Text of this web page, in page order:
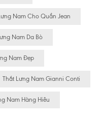
Nam Cho Quần Jean
Nam Da Bò
Nam Đẹp
Thắt Lưng Nam Gianni Conti
Nam Hàng Hiêu